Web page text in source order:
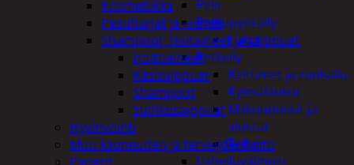
Pelit
Polkupyöräily
Lukot
Retkeily
Keittimet ja ruokailu
Kylmälaukut
Makuupussit ja
alustat
Teltat
Urheiluvälineet
Kosmetiikka
Pesuharjat ja -sienet
Shampoot, hoitaineet ja saippuat
Hoitoaineet
Käsisaippuat
Shampoot
Suihkusaippuat
Hyvinvointi
Muu kauneuden ja terveydenhoito